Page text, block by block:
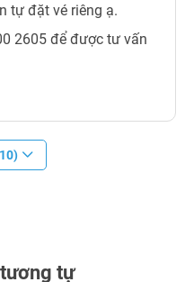
tự đặt vé riêng ạ.
2605 để được tư vấn
tự